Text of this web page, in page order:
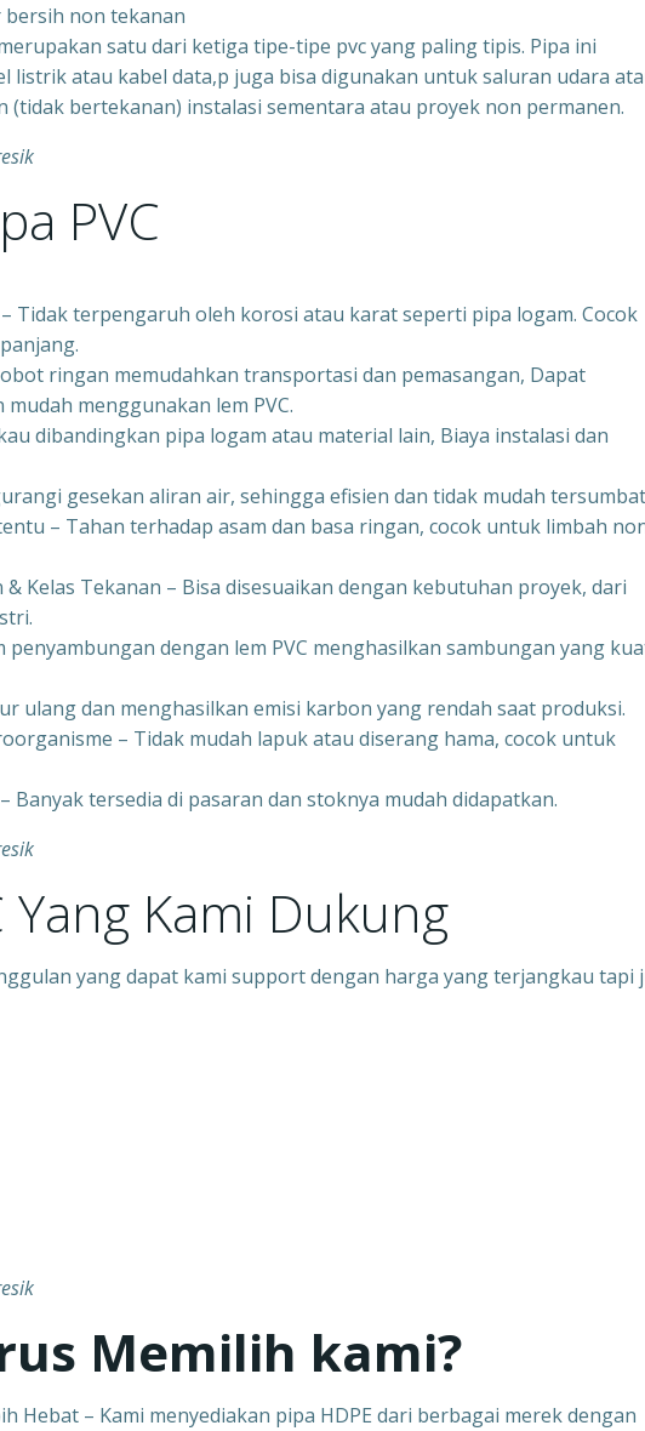
non tekanan
satu dari ketiga tipe-tipe pvc yang paling tipis. Pipa ini
listrik atau kabel data,p juga bisa digunakan untuk saluran udara
(tidak bertekanan) instalasi sementara atau proyek non permanen.
PVC
Tidak terpengaruh oleh korosi atau karat seperti pipa logam. Cocok
ringan memudahkan transportasi dan pemasangan, Dapat
menggunakan lem PVC.
dibandingkan pipa logam atau material lain, Biaya instalasi dan
gesekan aliran air, sehingga efisien dan tidak mudah
– Tahan terhadap asam dan basa ringan, cocok untuk limbah
Kelas Tekanan – Bisa disesuaikan dengan kebutuhan proyek, dari
penyambungan dengan lem PVC menghasilkan sambungan yang
ulang dan menghasilkan emisi karbon yang rendah saat produksi.
– Tidak mudah lapuk atau diserang hama, cocok untuk
Banyak tersedia di pasaran dan stoknya mudah didapatkan.
Yang Kami Dukung
yang dapat kami support dengan harga yang terjangkau tapi
Memilih kami?
Hebat – Kami menyediakan pipa HDPE dari berbagai merek dengan